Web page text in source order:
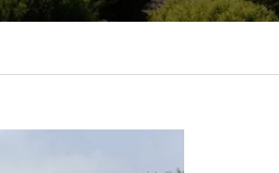
Macetas de aluminio
Jardineras de metal con enrejado/pantalla